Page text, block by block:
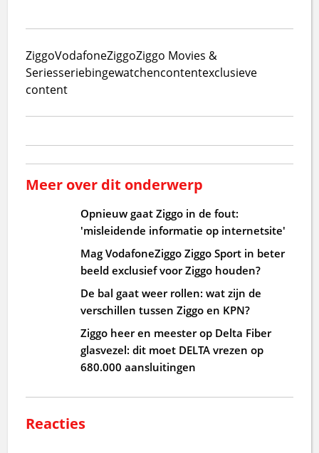
ZiggoVodafoneZiggoZiggo Movies &
Seriesseriebingewatchencontentexclusieve
content
Meer over dit onderwerp
Opnieuw gaat Ziggo in de fout:
'misleidende informatie op internetsite'
Mag VodafoneZiggo Ziggo Sport in beter
beeld exclusief voor Ziggo houden?
De bal gaat weer rollen: wat zijn de
verschillen tussen Ziggo en KPN?
Ziggo heer en meester op Delta Fiber
glasvezel: dit moet DELTA vrezen op
680.000 aansluitingen
Reacties